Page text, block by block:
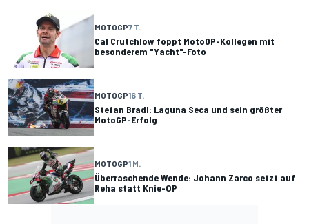
MOTOGP7 T.
Cal Crutchlow foppt MotoGP-Kollegen mit
besonderem "Yacht"-Foto
MOTOGP16 T.
Stefan Bradl: Laguna Seca und sein größter
MotoGP-Erfolg
MOTOGP1 M.
Überraschende Wende: Johann Zarco setzt auf
Reha statt Knie-OP